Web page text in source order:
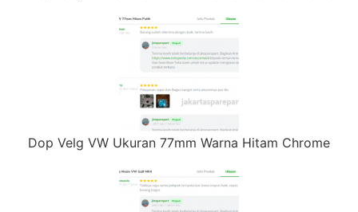
Dop Velg VW Ukuran 77mm Warna Hitam Chrome